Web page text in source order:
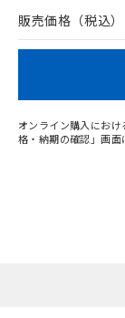
問い合わせくだ
販売価格（税込）
オンライン購入にお
格・納期の確認」画面